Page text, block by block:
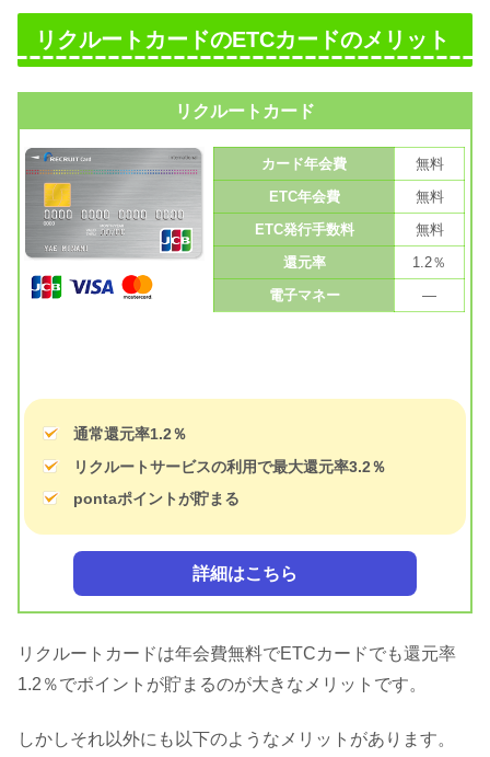
リクルートカードのETCカードのメリット
リクルートカード
カード年会費
無料
ETC年会費
無料
ETC発行手数料
無料
還元率
1.2％
電子マネー
—
通常還元率1.2％
リクルートサービスの利用で最大還元率3.2％
pontaポイントが貯まる
詳細はこちら
リクルートカードは年会費無料でETCカードでも還元率
1.2％でポイントが貯まるのが大きなメリットです。
しかしそれ以外にも以下のようなメリットがあります。